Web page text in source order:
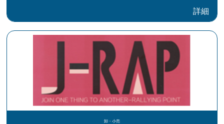
詳細
卸・小売